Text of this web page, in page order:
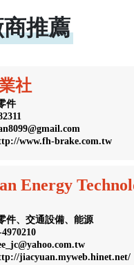
推薦
社
件
www.fh-brake.com.tw
Energy
件、交通設備、能源
jiacyuan.myweb.hinet.net/